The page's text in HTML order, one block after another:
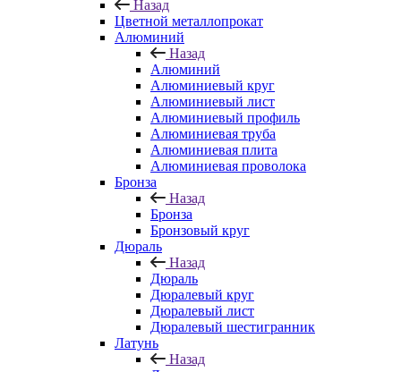
Назад
Цветной металлопрокат
Алюминий
Назад
Алюминий
Алюминиевый круг
Алюминиевый лист
Алюминиевый профиль
Алюминиевая труба
Алюминиевая плита
Алюминиевая проволока
Бронза
Назад
Бронза
Бронзовый круг
Дюраль
Назад
Дюраль
Дюралевый круг
Дюралевый лист
Дюралевый шестигранник
Латунь
Назад